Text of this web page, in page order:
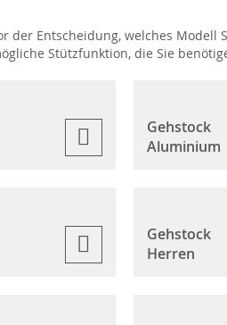
der Entscheidung, welches
Stützfunktion, die Sie
Gehstock
Aluminium
Gehstock
Herren